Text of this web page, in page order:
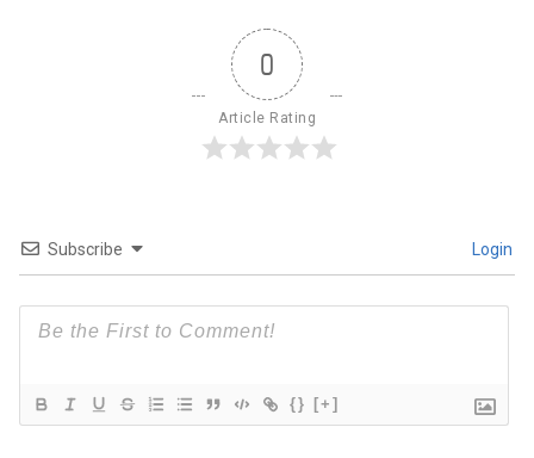
0
Article Rating
Subscribe Login
{} [+]